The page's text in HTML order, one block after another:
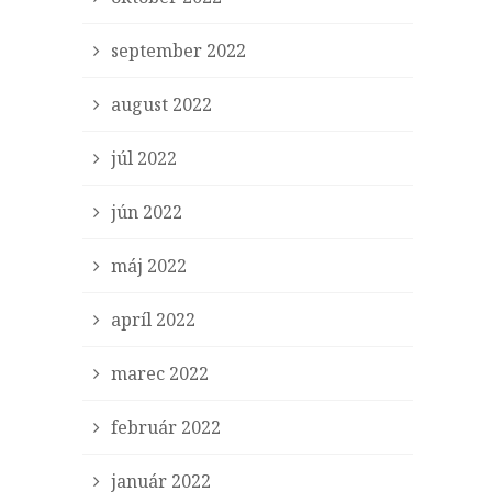
september 2022
august 2022
júl 2022
jún 2022
máj 2022
apríl 2022
marec 2022
február 2022
január 2022